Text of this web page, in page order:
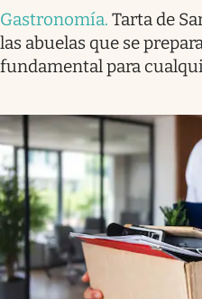
Gastronomía. Tarta de
las abuelas que se
fundamental para